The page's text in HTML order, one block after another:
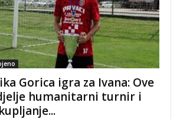
Gorica igra za Ivana: Ove
humanitarni turnir i